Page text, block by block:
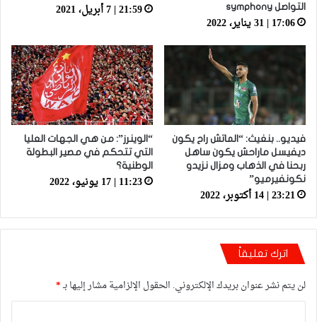
التواصل symphony
17:06 | 31 يناير، 2022
21:59 | 7 أبريل، 2021
فيديو.. بنغيث: “الماتش راح يكون
ديفيسل ماراحش يكون ساهل
ربحنا في الذهاب ومزال نزيدو
نكونفيرميو”
23:21 | 14 أكتوبر، 2022
“الوينرز”: من هي الجهات العليا
التي تتحكم في مصير البطولة
الوطنية؟
11:23 | 17 يونيو، 2022
اترك تعليقاً
لن يتم نشر عنوان بريدك الإلكتروني. الحقول الإلزامية مشار إليها بـ*